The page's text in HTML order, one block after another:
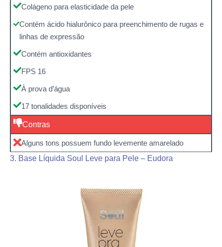
Colágeno para elasticidade da pele
Contém ácido hialurônico para preenchimento de rugas e
linhas de expressão
Contém antioxidantes
FPS 16
À prova d’água
17 tonalidades disponíveis
Contras
Alguns tons possuem fundo levemente amarelado
3. Base Líquida Soul Leve para Pele – Eudora